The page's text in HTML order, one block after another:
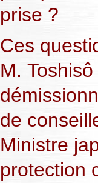
prise ?
Ces
M.
de
Ministre
protection